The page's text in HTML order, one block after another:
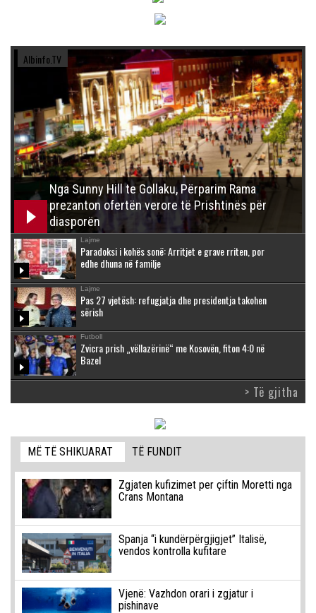
Albinfo.TV
Nga Sunny Hill te Gollaku, Përparim Rama
prezanton ofertën verore të Prishtinës për
diasporën
Lajme
Paradoksi i kohës sonë: Arritjet e grave rriten, por
edhe dhuna në familje
Lajme
Pas 27 vjetësh: refugjatja dhe presidentja takohen
sërish
Futboll
Zvicra prish „vëllazërinë“ me Kosovën, fiton 4:0 në
Bazel
> Të gjitha
MË TË SHIKUARAT TË FUNDIT
Zgjaten kufizimet per çiftin Moretti nga
Crans Montana
Spanja “i kundërpërgjigjet” Italisë,
vendos kontrolla kufitare
Vjenë: Vazhdon orari i zgjatur i
pishinave